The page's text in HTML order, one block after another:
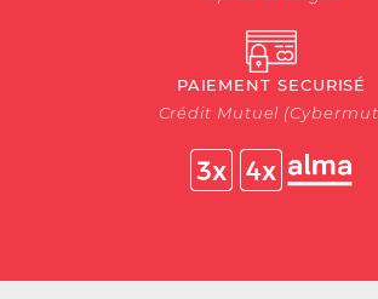
PAIEMENT SECURISÉ
Crédit Mutuel